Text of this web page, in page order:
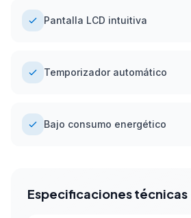
Pantalla LCD intuitiva
Temporizador automático
Bajo consumo energético
Especificaciones técnicas